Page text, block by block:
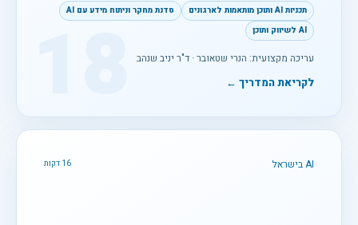
תכניות AI ותוכן מותאמות לארגונים
סדנת מחקר וניתוח מידע עם AI
AI לשיווק ותוכן
עריכה מקצועית: הנרי שטאובר · ד"ר יניב שנהב
לקריאת המדריך ←
AI בישראל 16 דקות